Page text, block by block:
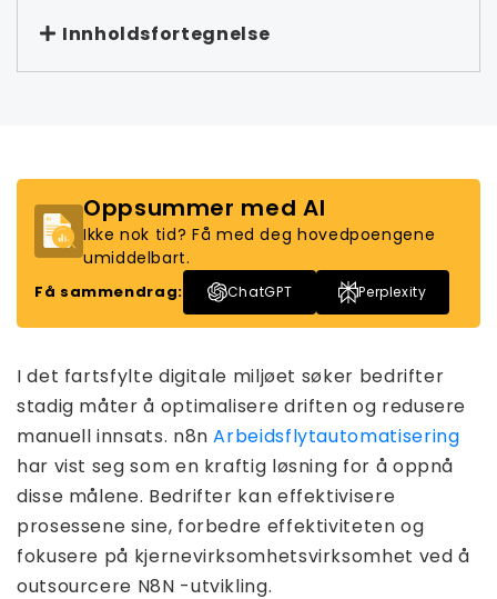
Innholdsfortegnelse
Oppsummer med AI
Ikke nok tid? Få med deg hovedpoengene
umiddelbart.
Få sammendrag: ChatGPT Perplexity
I det fartsfylte digitale miljøet søker bedrifter
stadig måter å optimalisere driften og redusere
manuell innsats. n8nArbeidsflytautomatisering
har vist seg som en kraftig løsning for å oppnå
disse målene. Bedrifter kan effektivisere
prosessene sine, forbedre effektiviteten og
fokusere på kjernevirksomhetsvirksomhet ved å
outsourcere N8N -utvikling.